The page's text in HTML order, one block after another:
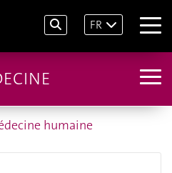
FR
humaine